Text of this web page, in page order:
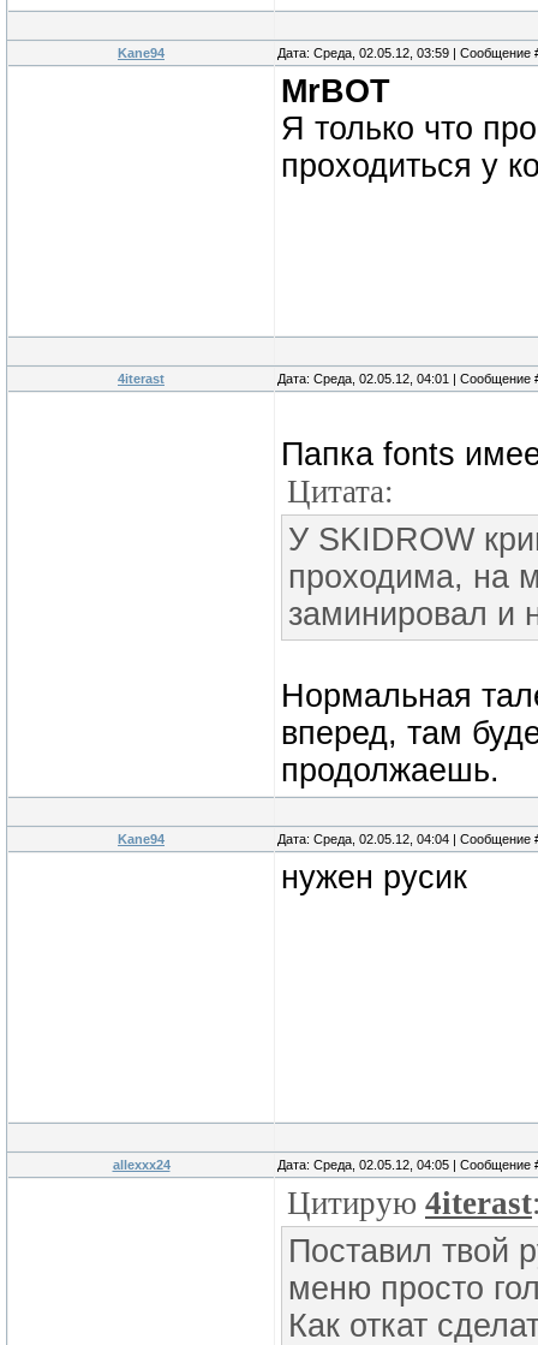
Kane94 Дата: Среда, 02.05.12, 03:59 | Сообщение
MrBOT
Я только что
проходиться у
4iterast Дата: Среда, 02.05.12, 04:01 | Сообщение
Папка fonts
Цитата:
У SKIDROW
проходима, на
заминировал и
Нормальная
вперед, там
продолжаешь.
Kane94 Дата: Среда, 02.05.12, 04:04 | Сообщение
нужен русик
allexxx24 Дата: Среда, 02.05.12, 04:05 | Сообщение
Цитирую 4iterast
Поставил твой
меню просто
Как откат